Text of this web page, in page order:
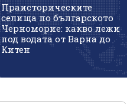
Праисторическите
селища по българското
Черноморие: какво лежи
под водата от Варна до
Китен